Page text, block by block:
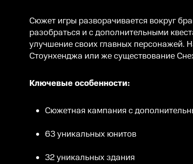
Сюжет игры разворачивается вокруг
разобраться и с дополнительными
улучшение своих главных персонажей.
Стоунхенджа или же существование
Ключевые особенности:
Сюжетная кампания с
63 уникальных юнитов
32 уникальных здания